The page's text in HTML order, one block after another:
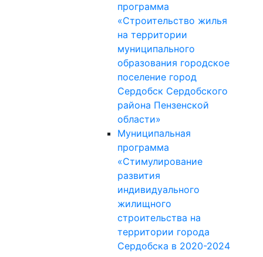
программа
«Строительство жилья
на территории
муниципального
образования городское
поселение город
Сердобск Сердобского
района Пензенской
области»
Муниципальная
программа
«Стимулирование
развития
индивидуального
жилищного
строительства на
территории города
Сердобска в 2020-2024